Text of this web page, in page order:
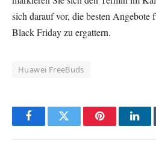
sich darauf vor, die besten Angebote
Black Friday zu ergattern.
Huawei FreeBuds
FacebookTwitter Pinterest